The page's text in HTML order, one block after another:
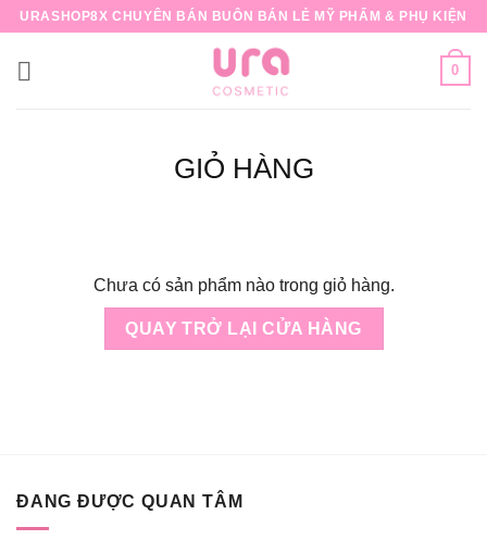
Bỏ
nội
URASHOP8X CHUYÊN BÁN BUÔN BÁN LẺ MỸ PHẨM & PHỤ KIỆN
0
GIỎ HÀNG
Chưa có sản phẩm nào trong giỏ hàng.
QUAY TRỞ LẠI CỬA HÀNG
ĐANG ĐƯỢC QUAN TÂM